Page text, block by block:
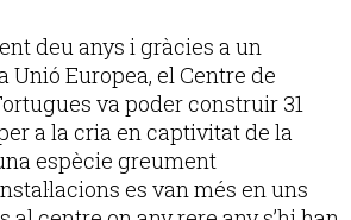
deu anys i gràcies a un
Unió Europea, el Centre de
va poder construir 31
a la cria en captivitat de la
espècie greument
es van més en uns